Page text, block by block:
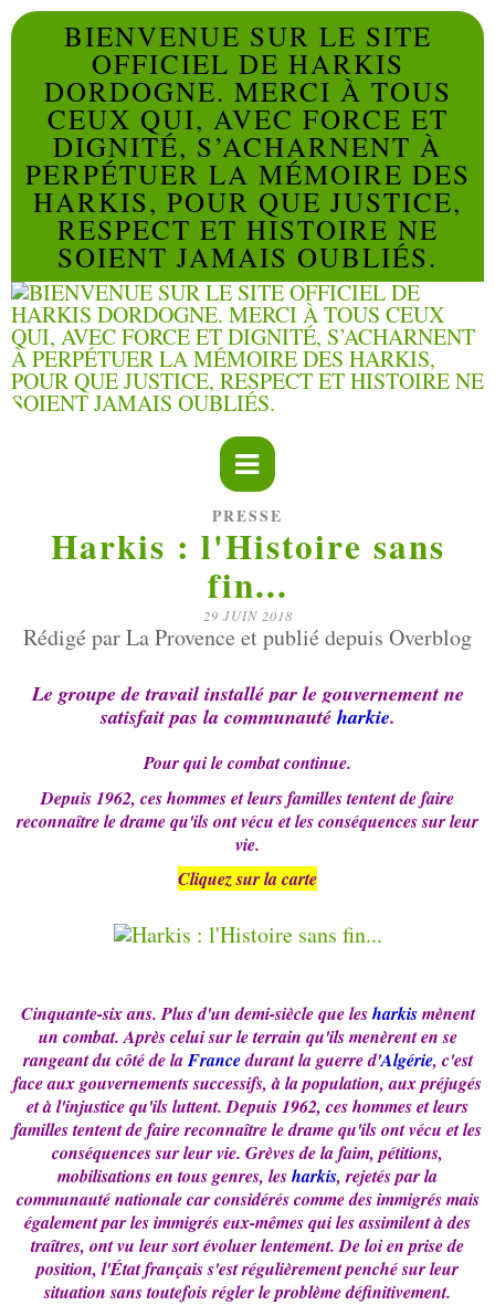
BIENVENUE SUR LE SITE
OFFICIEL DE HARKIS
DORDOGNE. MERCI À TOUS
CEUX QUI, AVEC FORCE ET
DIGNITÉ, S’ACHARNENT À
PERPÉTUER LA MÉMOIRE DES
HARKIS, POUR QUE JUSTICE,
RESPECT ET HISTOIRE NE
SOIENT JAMAIS OUBLIÉS.
PRESSE
Harkis : l'Histoire sans
fin...
29 JUIN 2018
Rédigé par La Provence et publié depuis Overblog
Le groupe de travail installé par le gouvernement ne
satisfait pas la communauté harkie.
Pour qui le combat continue.
Depuis 1962, ces hommes et leurs familles tentent de faire
reconnaître le drame qu'ils ont vécu et les conséquences sur leur
vie.
Cliquez sur la carte
Cinquante-six ans. Plus d'un demi-siècle que lesharkismènent
un combat. Après celui sur le terrain qu'ils menèrent en se
rangeant du côté de laFrancedurant la guerre d'Algérie, c'est
face aux gouvernements successifs, à la population, aux préjugés
et à l'injustice qu'ils luttent. Depuis 1962, ces hommes et leurs
familles tentent de faire reconnaître le drame qu'ils ont vécu et les
conséquences sur leur vie. Grèves de la faim, pétitions,
mobilisations en tous genres, lesharkis, rejetés par la
communauté nationale car considérés comme des immigrés mais
également par les immigrés eux-mêmes qui les assimilent à des
traîtres, ont vu leur sort évoluer lentement. De loi en prise de
position, l'État français s'est régulièrement penché sur leur
situation sans toutefois régler le problème définitivement.